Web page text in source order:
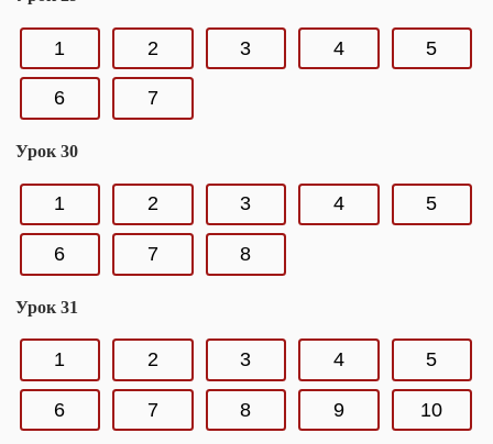
1 2 3 4 5
6 7
Урок 30
1 2 3 4 5
6 7 8
Урок 31
1 2 3 4 5
6 7 8 9 10